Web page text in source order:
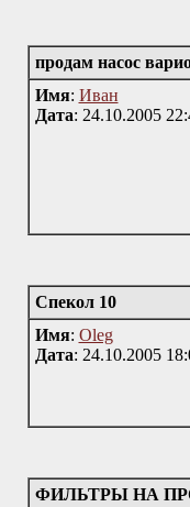
продам насос
Имя: Иван
Дата: 24.10.2005
Спекол 10
Имя: Oleg
Дата: 24.10.2005
ФИЛЬТРЫ НА